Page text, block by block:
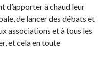
d’apporter à chaud leur
de lancer des débats et
associations et à tous les
et cela en toute